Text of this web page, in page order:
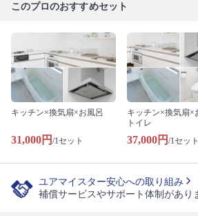
このプロのおすすめセット
キッチン×換気扇×お風呂
31,000円 /1セット
キッチン×換気扇×
トイレ
37,000円 /1セット
ユアマイスター安心への取り組み
補償サービスやサポート体制があり